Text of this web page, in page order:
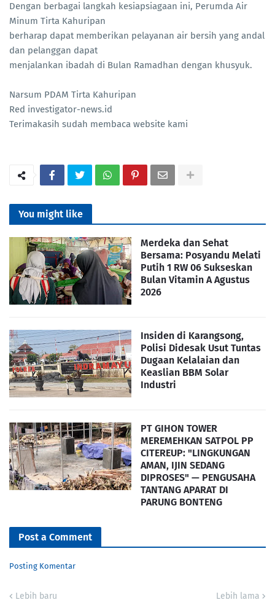
Dengan berbagai langkah kesiapsiagaan ini, Perumda Air
Minum Tirta Kahuripan
berharap dapat memberikan pelayanan air bersih yang andal
dan pelanggan dapat
menjalankan ibadah di Bulan Ramadhan dengan khusyuk.
Narsum PDAM Tirta Kahuripan
Red investigator-news.id
Terimakasih sudah membaca website kami
You might like
Merdeka dan Sehat
Bersama: Posyandu Melati
Putih 1 RW 06 Sukseskan
Bulan Vitamin A Agustus
2026
Insiden di Karangsong,
Polisi Didesak Usut Tuntas
Dugaan Kelalaian dan
Keaslian BBM Solar
Industri
PT GIHON TOWER
MEREMEHKAN SATPOL PP
CITEREUP: "LINGKUNGAN
AMAN, IJIN SEDANG
DIPROSES" — PENGUSAHA
TANTANG APARAT DI
PARUNG BONTENG
Post a Comment
Posting Komentar
Lebih baru Lebih lama